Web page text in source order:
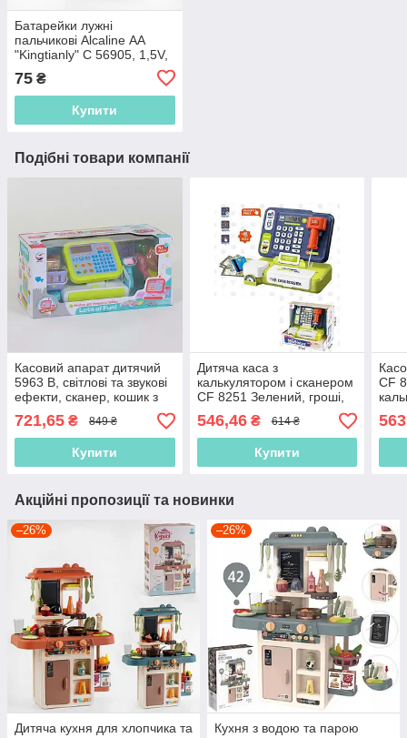
Батарейки лужні
пальчикові Alcaline АА
"Kingtianly" C 56905, 1,5V,
75 ₴
Купити
Подібні товари компанії
Касовий апарат дитячий
5963 В, світлові та звукові
ефекти, сканер, кошик з
продуктами
721,65 ₴ 849 ₴
Купити
Дитяча каса з
калькулятором і сканером
CF 8251 Зелений, гроші,
звук і підсвітка
546,46₴ 614 ₴
Купити
CF
Акційні пропозиції та новинки
–26%
Дитяча кухня для хлопчика та
–26%
Кухня з водою та парою